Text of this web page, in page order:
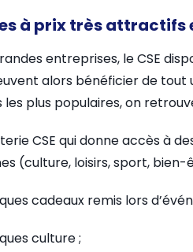
à prix très attractifs
entreprises, le CSE
alors bénéficier de tout
plus populaires, on
CSE qui donne accès à
(culture, loisirs, sport,
cadeaux remis lors
culture ;